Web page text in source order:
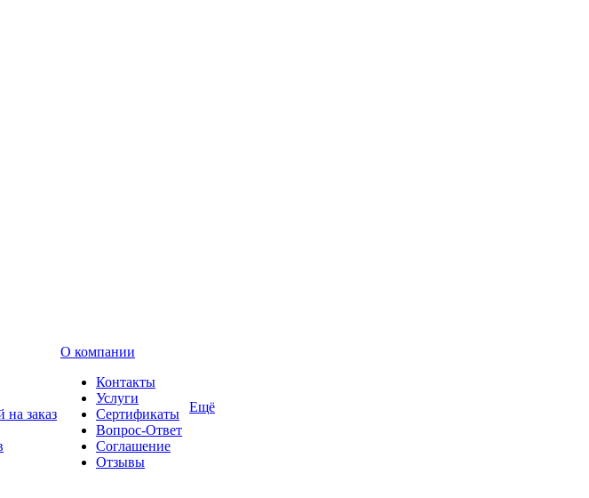
на заказ
О компании
Контакты
Услуги
Сертификаты
Вопрос-Ответ
Соглашение
Отзывы
Ещё